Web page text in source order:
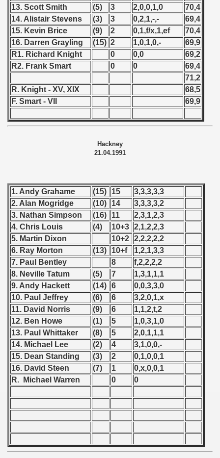
13. Scott Smith
(5) 3 2,0,0,1,0
70,4
14. Alistair Stevens
(3) 3 0,2,1,-,-
69,4
15. Kevin Brice
(9) 2 0,1,f/x,1,ef
70,4
16. Darren Grayling
(15) 2 1,0,1,0,-
69,9
R1. Richard Knight
0 0,0
69,2
R2. Frank Smart
0 0
69,4
71,2
R. Knight - XV, XIX
68,5
F. Smart - VII
69,9
Hackney
21.04.1991
1. Andy Grahame (15) 15
3,3,3,3,3
2. Alan Mogridge
(10) 14
3,3,3,3,2
3. Nathan Simpson
(16) 11
2,3,1,2,3
4. Chris Louis
(4) 10+3 2,1,2,2,3
5. Martin Dixon
10+2 2,2,2,2,2
6. Ray Morton
(13) 10+f
1,2,1,3,3
7. Paul Bentley
8
f,2,2,2,2
8. Neville Tatum
(5) 7
1,3,1,1,1
9. Andy Hackett
(14) 6
0,0,3,3,0
10. Paul Jeffrey
(6) 6
3,2,0,1,x
11. David Norris
(9) 6
1,1,2,t,2
12. Ben Howe
(1) 5
1,0,3,1,0
13. Paul Whittaker
(8) 5
2,0,1,1,1
14. Michael Lee
(2) 4
3,1,0,0,-
15. Dean Standing
(3) 2
0,1,0,0,1
16. David Steen
(7) 1
0,x,0,0,1
R. Michael Warren
0 0
- 1965
- 1966
- 1967
- 1969
- 1970
1983
1984
1986